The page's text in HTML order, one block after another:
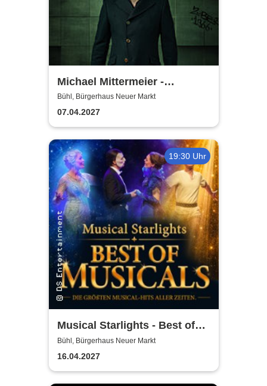
Michael Mittermeier -
OLDBOY... sind wir bald da?
Bühl, Bürgerhaus Neuer Markt
07.04.2027
19:30 Uhr
Musical Starlights - Best of
Musicals
Bühl, Bürgerhaus Neuer Markt
16.04.2027